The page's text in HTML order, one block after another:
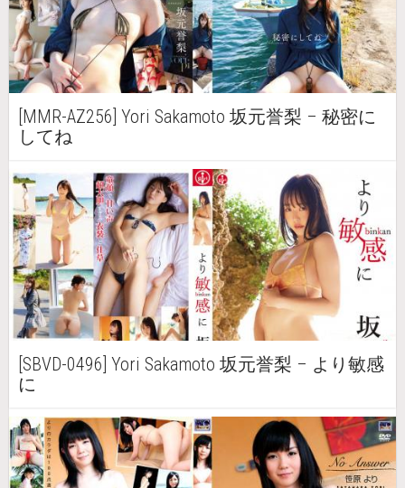
[MMR-AZ256] Yori Sakamoto 坂元誉梨 – 秘密に
してね
[SBVD-0496] Yori Sakamoto 坂元誉梨 – より敏感
に